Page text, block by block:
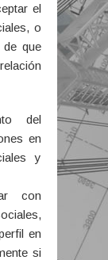
el
o
que
del
en
y
con
en
si